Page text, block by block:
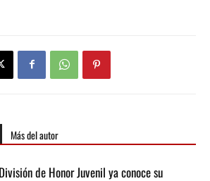
Más del autor
de Honor Juvenil ya conoce su